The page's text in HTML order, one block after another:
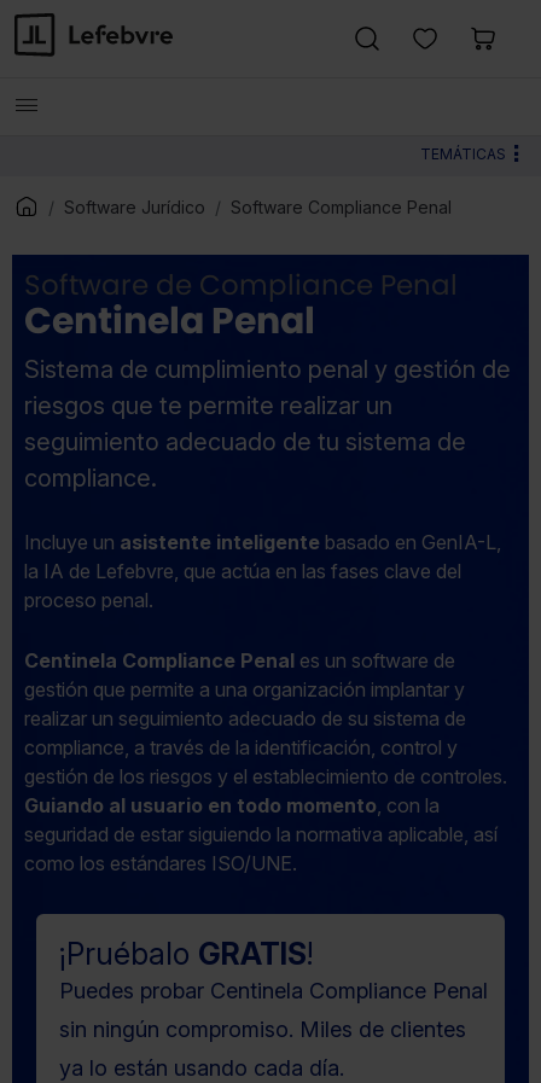
TEMÁTICAS
Software Jurídico Software Compliance Penal
Software de Compliance Penal
Centinela Penal
Sistema de cumplimiento penal y gestión de
riesgos que te permite realizar un
seguimiento adecuado de tu sistema de
compliance.
Incluye un asistente inteligente basado en GenIA-L,
la IA de Lefebvre, que actúa en las fases clave del
proceso penal.
Centinela Compliance Penal es un software de
gestión que permite a una organización implantar y
realizar un seguimiento adecuado de su sistema de
compliance, a través de la identificación, control y
gestión de los riesgos y el establecimiento de controles.
Guiando al usuario en todo momento, con la
seguridad de estar siguiendo la normativa aplicable, así
como los estándares ISO/UNE.
¡Pruébalo GRATIS!
Puedes probar Centinela Compliance Penal
sin ningún compromiso. Miles de clientes
ya lo están usando cada día.